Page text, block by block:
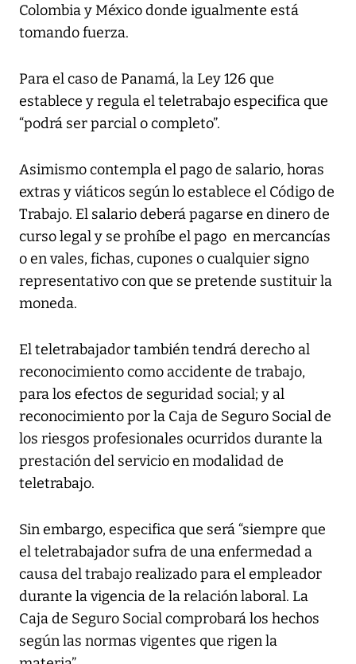
Colombia y México donde igualmente está
tomando fuerza.
Para el caso de Panamá, la Ley 126 que
establece y regula el teletrabajo especifica que
“podrá ser parcial o completo”.
Asimismo contempla el pago de salario, horas
extras y viáticos según lo establece el Código de
Trabajo. El salario deberá pagarse en dinero de
curso legal y se prohíbe el pago en mercancías
o en vales, fichas, cupones o cualquier signo
representativo con que se pretende sustituir la
moneda.
El teletrabajador también tendrá derecho al
reconocimiento como accidente de trabajo,
para los efectos de seguridad social; y al
reconocimiento por la Caja de Seguro Social de
los riesgos profesionales ocurridos durante la
prestación del servicio en modalidad de
teletrabajo.
Sin embargo, especifica que será “siempre que
el teletrabajador sufra de una enfermedad a
causa del trabajo realizado para el empleador
durante la vigencia de la relación laboral. La
Caja de Seguro Social comprobará los hechos
según las normas vigentes que rigen la